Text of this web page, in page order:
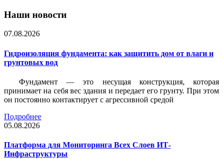
Наши новости
07.08.2026
Гидроизоляция фундамента: как защитить дом от влаги и
грунтовых вод
Фундамент — это несущая конструкция, которая
принимает на себя вес здания и передает его грунту. При этом
он постоянно контактирует с агрессивной средой
Подробнее
05.08.2026
Платформа для Мониторинга Всех Слоев ИТ-
Инфраструктуры